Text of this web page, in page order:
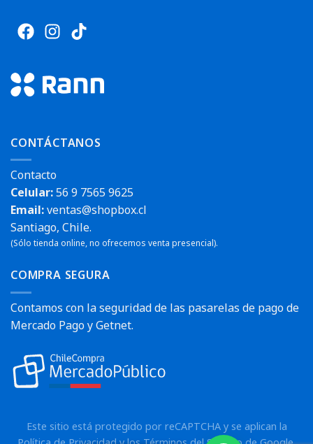
CONTÁCTANOS
Contacto
Celular:56 9 7565 9625
Email:ventas@shopbox.cl
Santiago, Chile.
(Sólo tienda online, no ofrecemos venta presencial).
COMPRA SEGURA
Contamos con la seguridad de las pasarelas de pago de
Mercado Pago y Getnet.
Este sitio está protegido por reCAPTCHA y se aplican la